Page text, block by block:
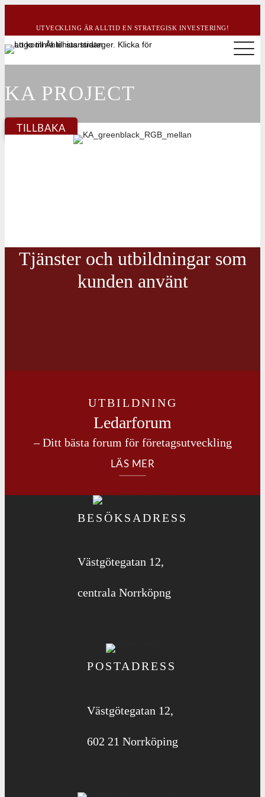
UTVECKLING ÄR ALLTID EN STRATEGISK INVESTERING!
KA PROJECT
TILLBAKA
Tjänster och utbildningar som
kunden använt
UTBILDNING
Ledarforum
– Ditt bästa forum för företagsutveckling
LÄS MER
BESÖKSADRESS
Västgötegatan 12,
centrala Norrköpng
POSTADRESS
Västgötegatan 12,
602 21 Norrköping